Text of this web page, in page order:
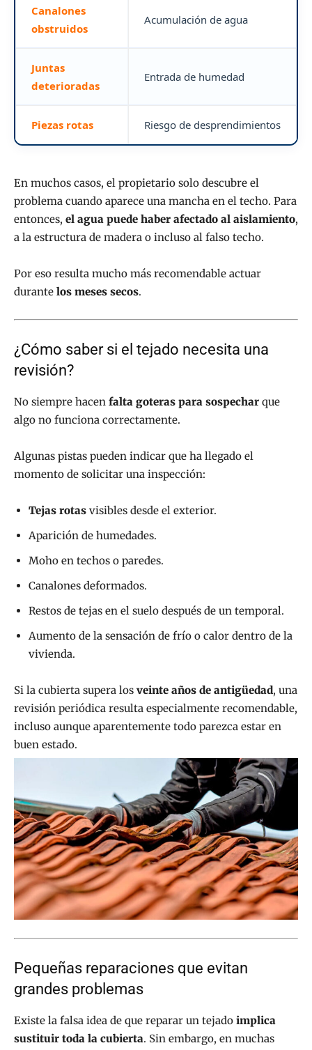
Canalones
obstruidos
Acumulación de agua
Juntas
deterioradas
Entrada de humedad
Piezas rotas Riesgo de desprendimientos
En muchos casos, el propietario solo descubre el
problema cuando aparece una mancha en el techo. Para
entonces, el agua puede haber afectado al aislamiento,
a la estructura de madera o incluso al falso techo.
Por eso resulta mucho más recomendable actuar
durante los meses secos.
¿Cómo saber si el tejado necesita una
revisión?
No siempre hacen falta goteras para sospechar que
algo no funciona correctamente.
Algunas pistas pueden indicar que ha llegado el
momento de solicitar una inspección:
Tejas rotas visibles desde el exterior.
Aparición de humedades.
Moho en techos o paredes.
Canalones deformados.
Restos de tejas en el suelo después de un temporal.
Aumento de la sensación de frío o calor dentro de la
vivienda.
Si la cubierta supera los veinte años de antigüedad, una
revisión periódica resulta especialmente recomendable,
incluso aunque aparentemente todo parezca estar en
buen estado.
Pequeñas reparaciones que evitan
grandes problemas
Existe la falsa idea de que reparar un tejado implica
sustituir toda la cubierta. Sin embargo, en muchas